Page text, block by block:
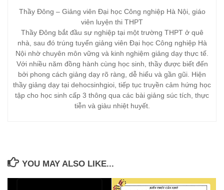
Thầy Đông – Giảng viên Đại học Công nghiệp Hà Nội, giáo
viên luyện thi THPT
Thầy Đông bắt đầu sự nghiệp tại một trường THPT ở quê
nhà, sau đó trúng tuyển giảng viên Đại học Công nghiệp Hà
Nội nhờ chuyên môn vững và kinh nghiệm giảng dạy thực tế.
Với nhiều năm đồng hành cùng học sinh, thầy được biết đến
bởi phong cách giảng dạy rõ ràng, dễ hiểu và gần gũi. Hiện
thầy giảng dạy tại dehocsinhgioi, tiếp tục truyền cảm hứng học
tập cho học sinh cấp 3 thông qua các bài giảng súc tích, thực
tiễn và giàu nhiệt huyết.
YOU MAY ALSO LIKE...